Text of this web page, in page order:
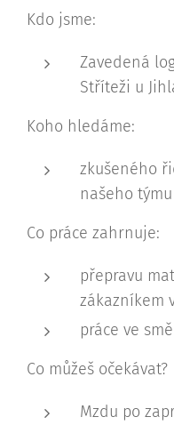
Kdo jsme:
Zavedená
Stříteži u
Koho hledáme:
zkušeného
našeho týmu
Co práce zahrnuje:
přepravu
zákazníkem
práce ve
Co můžeš očekávat?
Mzdu po